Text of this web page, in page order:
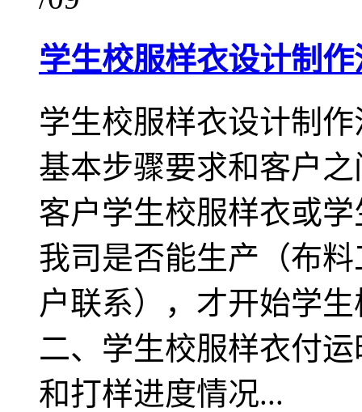
学生校服样衣设计制作
学生校服样衣设计制
基本步骤要求和客户
客户学生校服样衣或
我司是否能生产（布
户联系），才开始学
二、学生校服样衣付
和打样进度情况...